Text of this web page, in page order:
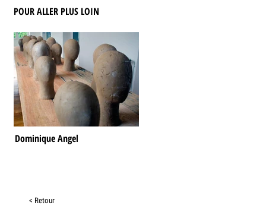
POUR ALLER PLUS LOIN
Dominique Angel
< Retour